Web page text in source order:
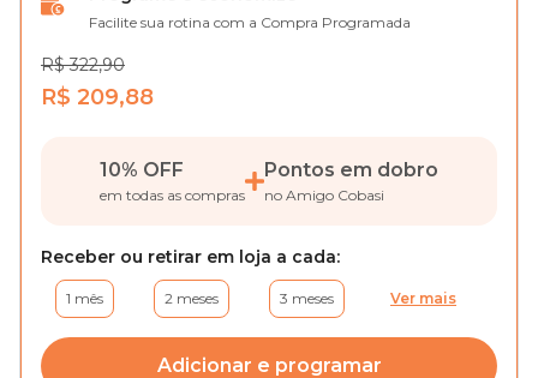
Facilite sua rotina com a Compra Programada
R$ 322,90
R$ 209,88
10% OFF
em todas as compras
Pontos em dobro
no Amigo Cobasi
Receber ou retirar em loja a cada:
1 mês 2 meses 3 meses Ver mais
Adicionar e programar